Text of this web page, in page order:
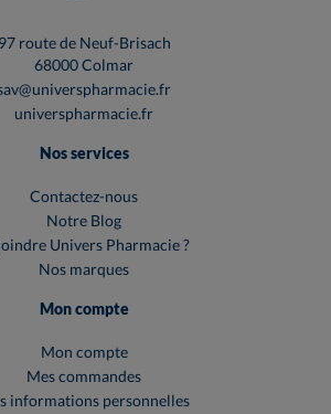
97 route de Neuf-Brisach
68000 Colmar
universpharmacie.fr
Nos services
Contactez-nous
Notre Blog
Univers Pharmacie ?
Nos marques
Mon compte
Mon compte
Mes commandes
informations personnelles